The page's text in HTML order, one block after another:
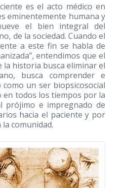
es el acto médico en
eminentemente humana y
el bien integral del
de la sociedad. Cuando el
a este fin se habla de
entendimos que el
la historia busca eliminar el
busca comprender e
un ser biopsicosocial
en todos los tiempos por la
prójimo e impregnado de
hacia el paciente y por
comunidad.